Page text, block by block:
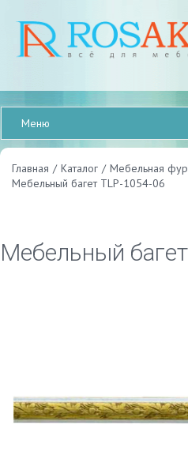
Меню
Главная / Каталог / Мебельная
Мебельный багет TLP-1054-06
Мебельный